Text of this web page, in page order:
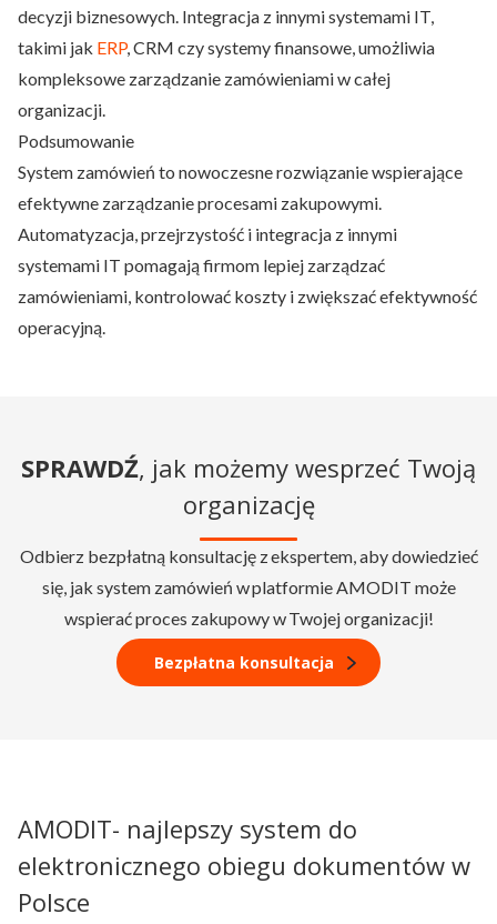
decyzji biznesowych. Integracja z innymi systemami IT,
takimi jak ERP, CRM czy systemy finansowe, umożliwia
kompleksowe zarządzanie zamówieniami w całej
organizacji.
Podsumowanie
System zamówień to nowoczesne rozwiązanie wspierające
efektywne zarządzanie procesami zakupowymi.
Automatyzacja, przejrzystość i integracja z innymi
systemami IT pomagają firmom lepiej zarządzać
zamówieniami, kontrolować koszty i zwiększać efektywność
operacyjną.
SPRAWDŹ, jak możemy wesprzeć Twoją
organizację
Odbierz bezpłatną konsultację z ekspertem, aby dowiedzieć
się, jak system zamówień w platformie AMODIT może
wspierać proces zakupowy w Twojej organizacji!
Bezpłatna konsultacja
AMODIT- najlepszy system do
elektronicznego obiegu dokumentów w
Polsce